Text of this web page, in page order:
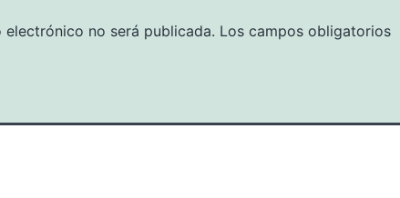
no será publicada. Los campos obligatorios